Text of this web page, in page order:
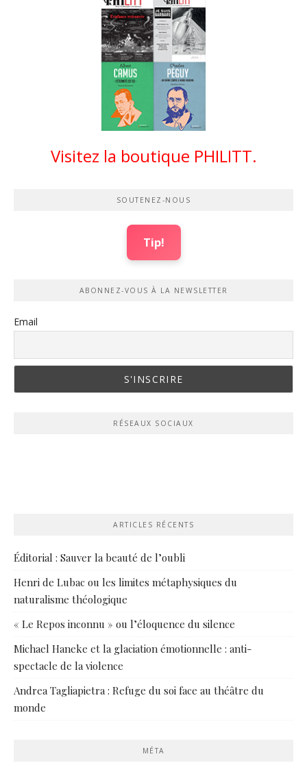
Visitez la boutique PHILITT.
SOUTENEZ-NOUS
Tip!
ABONNEZ-VOUS À LA NEWSLETTER
Email
RÉSEAUX SOCIAUX
ARTICLES RÉCENTS
Éditorial : Sauver la beauté de l’oubli
Henri de Lubac ou les limites métaphysiques du
naturalisme théologique
« Le Repos inconnu » ou l’éloquence du silence
Michael Haneke et la glaciation émotionnelle : anti-
spectacle de la violence
Andrea Tagliapietra : Refuge du soi face au théâtre du
monde
MÉTA